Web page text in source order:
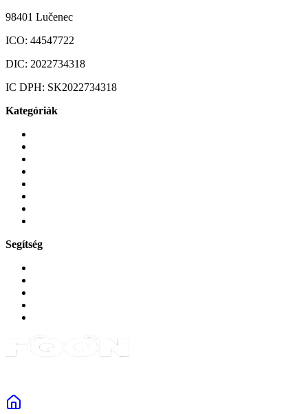
98401 Lučenec
ICO: 44547722
DIC: 2022734318
IC DPH: SK2022734318
Kategóriák
Segítség